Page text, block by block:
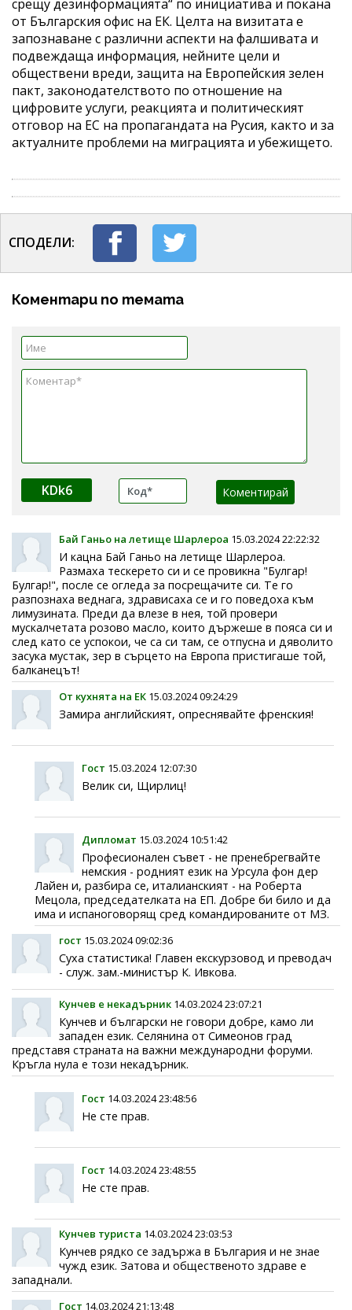
срещу дезинформацията“ по инициатива и покана
от Българския офис на ЕК. Целта на визитата е
запознаване с различни аспекти на фалшивата и
подвеждаща информация, нейните цели и
обществени вреди, защита на Европейския зелен
пакт, законодателството по отношение на
цифровите услуги, реакцията и политическият
отговор на ЕС на пропагандата на Русия, както и за
актуалните проблеми на миграцията и убежището.
СПОДЕЛИ:
Коментари по темата
KDk6
Бай Ганьо на летище Шарлероа 15.03.2024 22:22:32
И кацна Бай Ганьо на летище Шарлероа.
Размаха тескерето си и се провикна "Булгар!
Булгар!", после се огледа за посрещачите си. Те го
разпознаха веднага, здрависаха се и го поведоха към
лимузината. Преди да влезе в нея, той провери
мускалчетата розово масло, които държеше в пояса си и
след като се успокои, че са си там, се отпусна и дяволито
засука мустак, зер в сърцето на Европа пристигаше той,
балканецът!
От кухнята на ЕК 15.03.2024 09:24:29
Замира английският, опреснявайте френския!
Гост 15.03.2024 12:07:30
Велик си, Щирлиц!
Дипломат 15.03.2024 10:51:42
Професионален съвет - не пренебрегвайте
немския - родният език на Урсула фон дер
Лайен и, разбира се, италианският - на Роберта
Мецола, председателката на ЕП. Добре би било и да
има и испаноговорящ сред командированите от МЗ.
гост 15.03.2024 09:02:36
Суха статистика! Главен екскурзовод и преводач
- служ. зам.-министър К. Ивкова.
Кунчев е некадърник 14.03.2024 23:07:21
Кунчев и български не говори добре, камо ли
западен език. Селянина от Симеонов град
представя страната на важни международни форуми.
Кръгла нула е този некадърник.
Гост 14.03.2024 23:48:56
Не сте прав.
Гост 14.03.2024 23:48:55
Не сте прав.
Кунчев туриста 14.03.2024 23:03:53
Кунчев рядко се задържа в България и не знае
чужд език. Затова и общественото здраве е
западнали.
Гост 14.03.2024 21:13:48